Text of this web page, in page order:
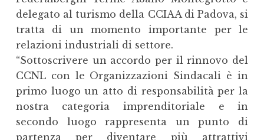
delegato al turismo della CCIAA di Padova, si
tratta di un momento importante per le
relazioni industriali di settore.
“Sottoscrivere un accordo per il rinnovo del
CCNL con le Organizzazioni Sindacali è in
primo luogo un atto di responsabilità per la
nostra categoria imprenditoriale e in
secondo luogo rappresenta un punto di
partenza per diventare più attrattivi